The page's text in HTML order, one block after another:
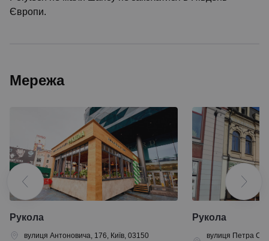
Європи.
Мережа
Рукола
вулиця Антоновича, 176, Київ, 03150
Рукола
вулиця Петра